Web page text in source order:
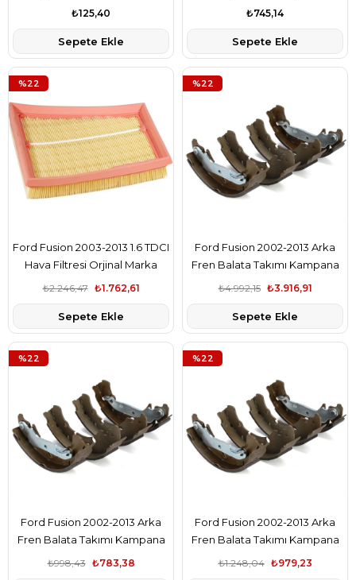
2S6Q6714AB
₺125,40
Sepete Ekle
Delphi Marka 3M5Q9155CB
₺745,14
Sepete Ekle
Ford Fusion 2003-2013 1.6 TDCI
Hava Filtresi Orjinal Marka
5S619601A1A
₺1.762,61
₺2.246,47
Sepete Ekle
%22
Ford Fusion 2002-2013 Arka
Fren Balata Takımı Kampana
Orjinal Marka 2S6J2200BA
₺3.916,91
₺4.992,15
Sepete Ekle
%22
Ford Fusion 2002-2013 Arka
Fren Balata Takımı Kampana
Bsg Marka 2S6J2200BA
₺783,38
₺998,43
%22
Ford Fusion 2002-2013 Arka
Fren Balata Takımı Kampana
Kale Marka 2S6J2200BA
₺979,23
₺1.248,04
%22